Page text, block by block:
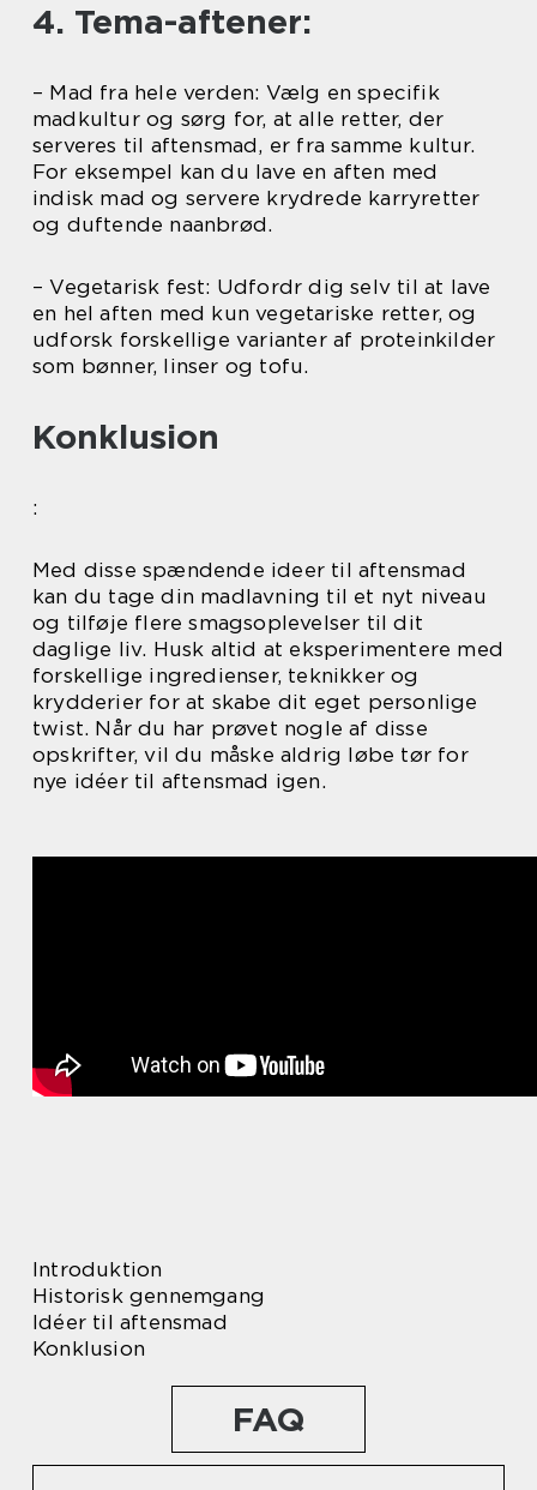
4. Tema-aftener:
– Mad fra hele verden: Vælg en specifik
madkultur og sørg for, at alle retter, der
serveres til aftensmad, er fra samme kultur.
For eksempel kan du lave en aften med
indisk mad og servere krydrede karryretter
og duftende naanbrød.
– Vegetarisk fest: Udfordr dig selv til at lave
en hel aften med kun vegetariske retter, og
udforsk forskellige varianter af proteinkilder
som bønner, linser og tofu.
Konklusion
:
Med disse spændende ideer til aftensmad
kan du tage din madlavning til et nyt niveau
og tilføje flere smagsoplevelser til dit
daglige liv. Husk altid at eksperimentere med
forskellige ingredienser, teknikker og
krydderier for at skabe dit eget personlige
twist. Når du har prøvet nogle af disse
opskrifter, vil du måske aldrig løbe tør for
nye idéer til aftensmad igen.
Introduktion
Historisk gennemgang
Idéer til aftensmad
Konklusion
FAQ